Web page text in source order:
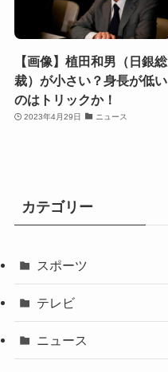
【画像】植田和男（日銀総
裁）が小さい？身長が低い
のはトリックか！
2023年4月29日 ニュース
カテゴリー
スポーツ
テレビ
ニュース